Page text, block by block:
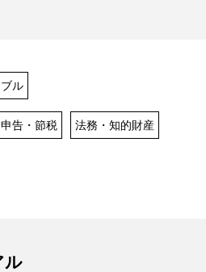
ル
告・節税 法務・知的財産
ル